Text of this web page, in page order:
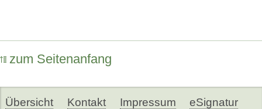
zum Seitenanfang
Übersicht Kontakt Impressum eSignatur